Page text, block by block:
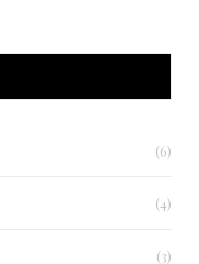
(6)
(4)
(3)